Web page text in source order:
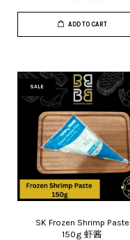
ADD TO CART
SALE
SK Frozen Shrimp Paste
150g 虾酱